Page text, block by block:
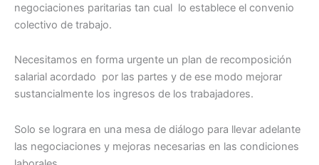
negociaciones paritarias tan cual lo establece el convenio
colectivo de trabajo.
Necesitamos en forma urgente un plan de recomposición
salarial acordado por las partes y de ese modo mejorar
sustancialmente los ingresos de los trabajadores.
Solo se lograra en una mesa de diálogo para llevar adelante
las negociaciones y mejoras necesarias en las condiciones